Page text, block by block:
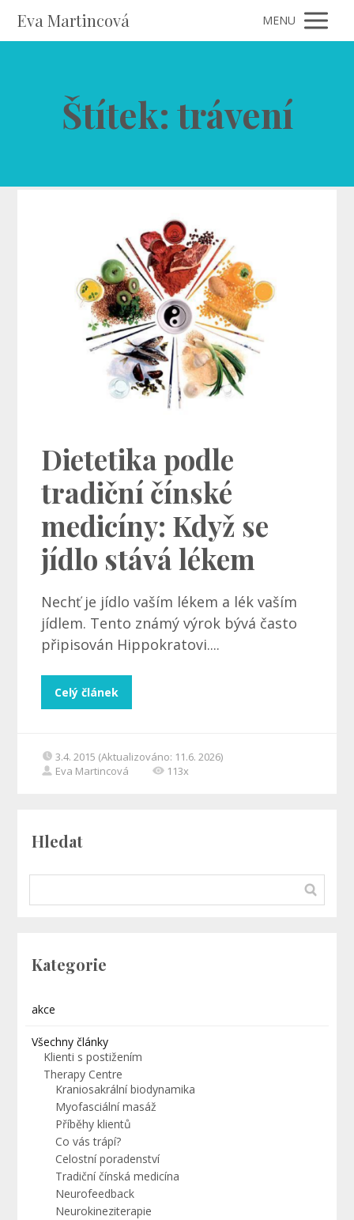
Eva Martincová MENU
Štítek: trávení
Dietetika podle
tradiční čínské
medicíny: Když se
jídlo stává lékem
Nechť je jídlo vaším lékem a lék vaším
jídlem. Tento známý výrok bývá často
připisován Hippokratovi....
Celý článek
3.4. 2015 (Aktualizováno: 11.6. 2026)
Eva Martincová
113x
Hledat
Kategorie
akce
Všechny články
Klienti s postižením
Therapy Centre
Kraniosakrální biodynamika
Myofasciální masáž
Příběhy klientů
Co vás trápí?
Celostní poradenství
Tradiční čínská medicína
Neurofeedback
Neurokineziterapie